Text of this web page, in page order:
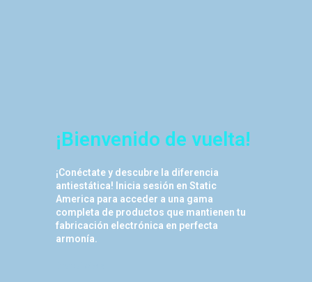
¡Bienvenido de vuelta!
¡Conéctate y descubre la diferencia
antiestática! Inicia sesión en Static
America para acceder a una gama
completa de productos que mantienen tu
fabricación electrónica en perfecta
armonía.